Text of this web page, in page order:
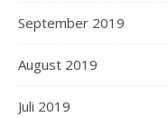
September 2019
August 2019
Juli 2019